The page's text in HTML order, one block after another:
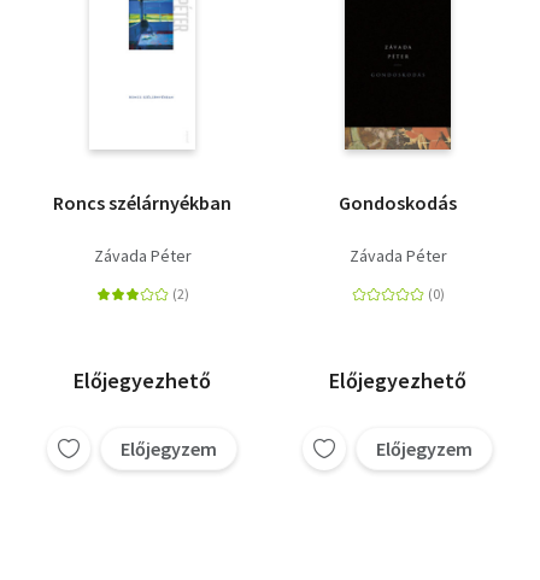
Roncs szélárnyékban
Závada Péter
Előjegyezhető
Előjegyzem
Gondoskodás
Závada Péter
Előjegyezhető
Előjegyzem